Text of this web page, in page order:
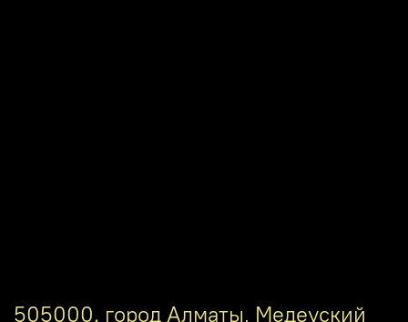
505000. город Алматы, Медеуский